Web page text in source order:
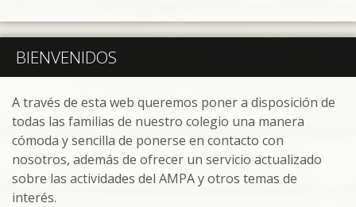
BIENVENIDOS
A través de esta web queremos poner a disposición de
todas las familias de nuestro colegio una manera
cómoda y sencilla de ponerse en contacto con
nosotros, además de ofrecer un servicio actualizado
sobre las actividades del AMPA y otros temas de
interés.